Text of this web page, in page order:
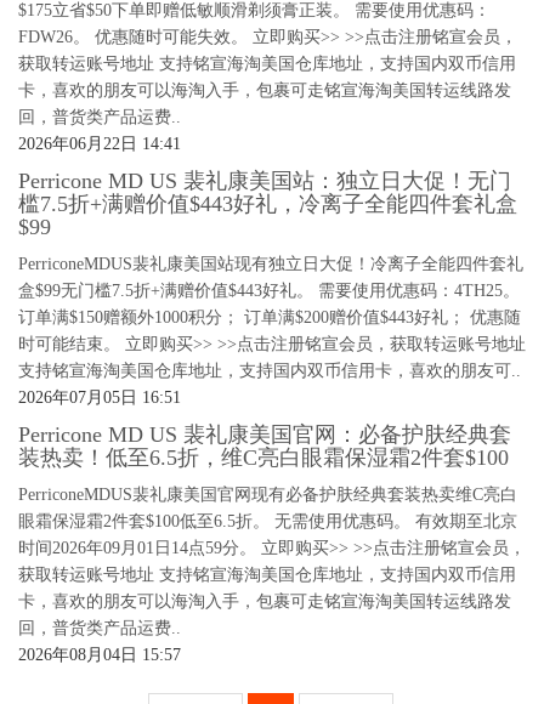
$175立省$50下单即赠低敏顺滑剃须膏正装。 需要使用优惠码：
FDW26。 优惠随时可能失效。 立即购买>> >>点击注册铭宣会员，
获取转运账号地址 支持铭宣海淘美国仓库地址，支持国内双币信用
卡，喜欢的朋友可以海淘入手，包裹可走铭宣海淘美国转运线路发
回，普货类产品运费..
2026年06月22日 14:41
Perricone MD US 裴礼康美国站：独立日大促！无门
槛7.5折+满赠价值$443好礼，冷离子全能四件套礼盒
$99
PerriconeMDUS裴礼康美国站现有独立日大促！冷离子全能四件套礼
盒$99无门槛7.5折+满赠价值$443好礼。 需要使用优惠码：4TH25。
订单满$150赠额外1000积分； 订单满$200赠价值$443好礼； 优惠随
时可能结束。 立即购买>> >>点击注册铭宣会员，获取转运账号地址
支持铭宣海淘美国仓库地址，支持国内双币信用卡，喜欢的朋友可..
2026年07月05日 16:51
Perricone MD US 裴礼康美国官网：必备护肤经典套
装热卖！低至6.5折，维C亮白眼霜保湿霜2件套$100
PerriconeMDUS裴礼康美国官网现有必备护肤经典套装热卖维C亮白
眼霜保湿霜2件套$100低至6.5折。 无需使用优惠码。 有效期至北京
时间2026年09月01日14点59分。 立即购买>> >>点击注册铭宣会员，
获取转运账号地址 支持铭宣海淘美国仓库地址，支持国内双币信用
卡，喜欢的朋友可以海淘入手，包裹可走铭宣海淘美国转运线路发
回，普货类产品运费..
2026年08月04日 15:57